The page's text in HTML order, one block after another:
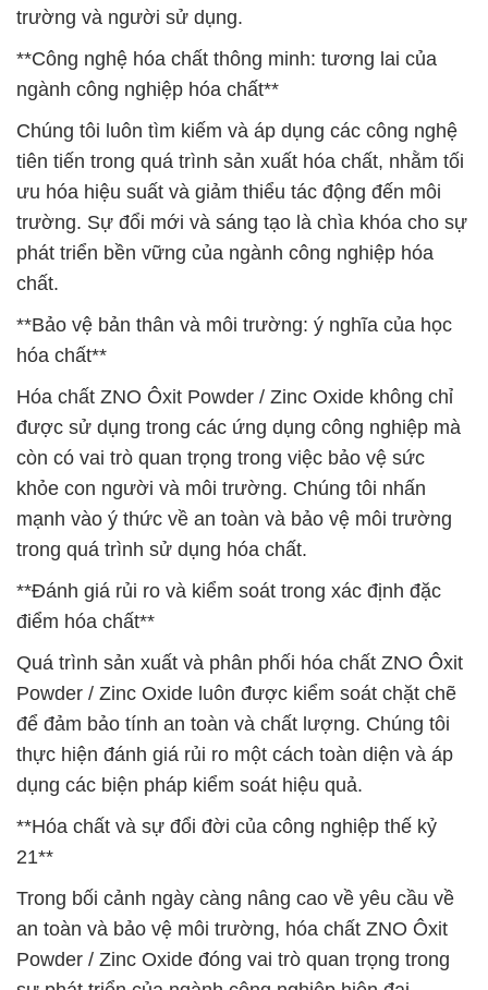
trường và người sử dụng.
**Công nghệ hóa chất thông minh: tương lai của
ngành công nghiệp hóa chất**
Chúng tôi luôn tìm kiếm và áp dụng các công nghệ
tiên tiến trong quá trình sản xuất hóa chất, nhằm tối
ưu hóa hiệu suất và giảm thiểu tác động đến môi
trường. Sự đổi mới và sáng tạo là chìa khóa cho sự
phát triển bền vững của ngành công nghiệp hóa
chất.
**Bảo vệ bản thân và môi trường: ý nghĩa của học
hóa chất**
Hóa chất ZNO Ôxit Powder / Zinc Oxide không chỉ
được sử dụng trong các ứng dụng công nghiệp mà
còn có vai trò quan trọng trong việc bảo vệ sức
khỏe con người và môi trường. Chúng tôi nhấn
mạnh vào ý thức về an toàn và bảo vệ môi trường
trong quá trình sử dụng hóa chất.
**Đánh giá rủi ro và kiểm soát trong xác định đặc
điểm hóa chất**
Quá trình sản xuất và phân phối hóa chất ZNO Ôxit
Powder / Zinc Oxide luôn được kiểm soát chặt chẽ
để đảm bảo tính an toàn và chất lượng. Chúng tôi
thực hiện đánh giá rủi ro một cách toàn diện và áp
dụng các biện pháp kiểm soát hiệu quả.
**Hóa chất và sự đổi đời của công nghiệp thế kỷ
21**
Trong bối cảnh ngày càng nâng cao về yêu cầu về
an toàn và bảo vệ môi trường, hóa chất ZNO Ôxit
Powder / Zinc Oxide đóng vai trò quan trọng trong